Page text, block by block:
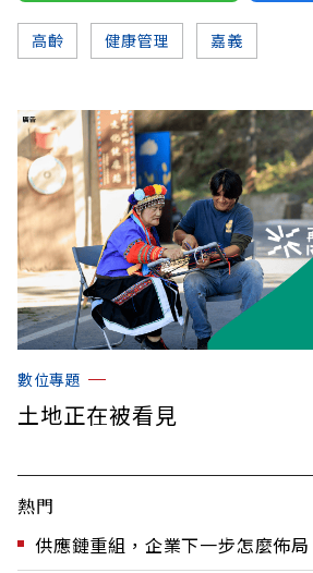
高齡 健康管理 嘉義
數位專題
土地正在被看見
熱門
供應鏈重組，企業下一步怎麼佈局